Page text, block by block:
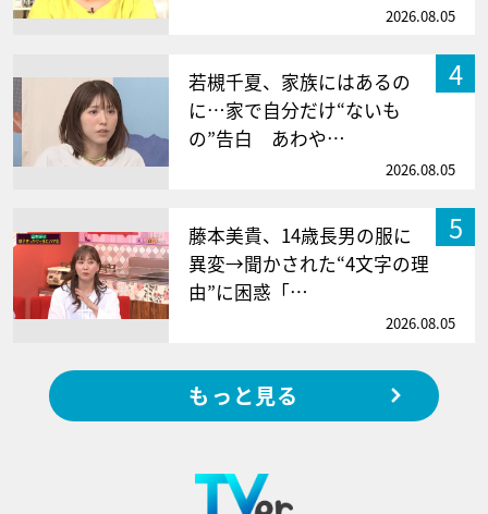
2026.08.05
4
若槻千夏、家族にはあるの
に…家で自分だけ“ないも
の”告白 あわや…
2026.08.05
5
藤本美貴、14歳長男の服に
異変→聞かされた“4文字の理
由”に困惑「…
2026.08.05
もっと見る